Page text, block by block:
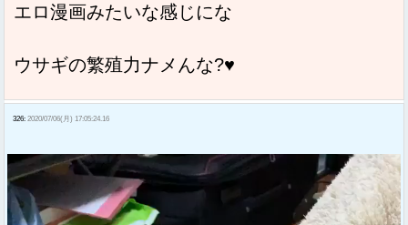
エロ漫画みたいな感じにな
ウサギの繁殖力ナメんな?♥
326: 2020/07/06(月) 17:05:24.16
動
画
プ